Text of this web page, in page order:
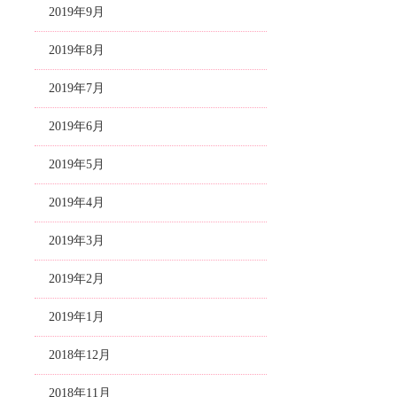
2019年9月
2019年8月
2019年7月
2019年6月
2019年5月
2019年4月
2019年3月
2019年2月
2019年1月
2018年12月
2018年11月